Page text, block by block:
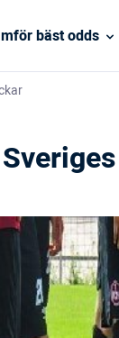
bäst odds